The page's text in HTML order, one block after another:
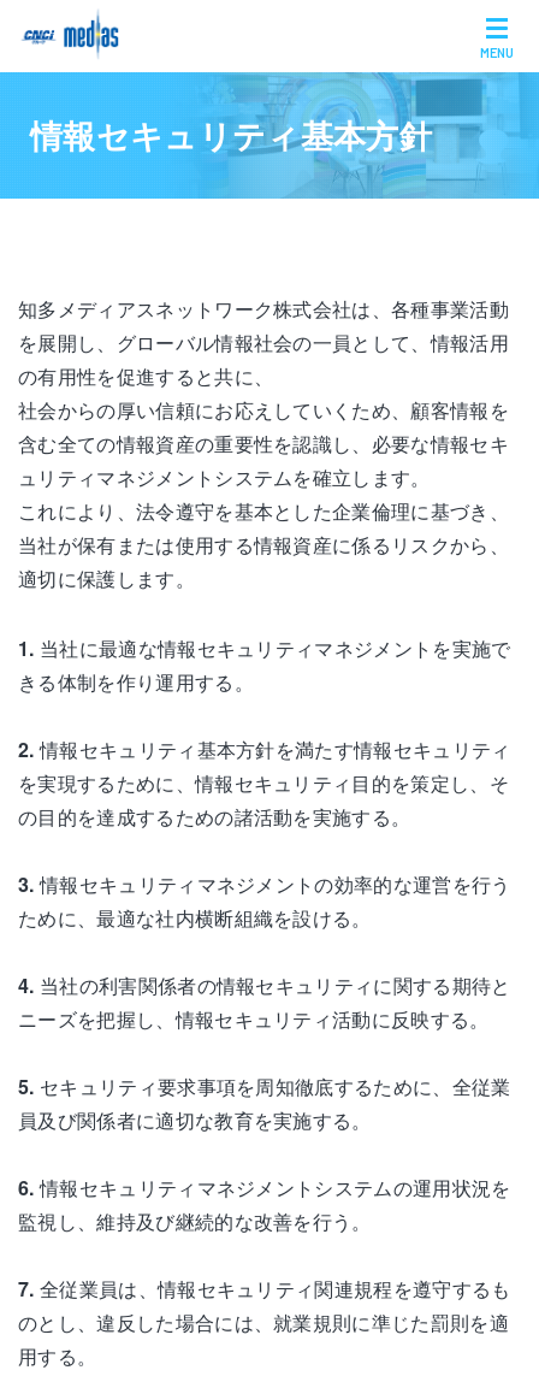
MENU
情報セキュリティ基本方針
知多メディアスネットワーク株式会社は、各種事業活動
を展開し、グローバル情報社会の一員として、情報活用
の有用性を促進すると共に、
社会からの厚い信頼にお応えしていくため、顧客情報を
含む全ての情報資産の重要性を認識し、必要な情報セキ
ュリティマネジメントシステムを確立します。
これにより、法令遵守を基本とした企業倫理に基づき、
当社が保有または使用する情報資産に係るリスクから、
適切に保護します。
1. 当社に最適な情報セキュリティマネジメントを実施で
きる体制を作り運用する。
2.情報セキュリティ基本方針を満たす情報セキュリティ
を実現するために、情報セキュリティ目的を策定し、そ
の目的を達成するための諸活動を実施する。
3.情報セキュリティマネジメントの効率的な運営を行う
ために、最適な社内横断組織を設ける。
4. 当社の利害関係者の情報セキュリティに関する期待と
ニーズを把握し、情報セキュリティ活動に反映する。
5. セキュリティ要求事項を周知徹底するために、全従業
員及び関係者に適切な教育を実施する。
6.情報セキュリティマネジメントシステムの運用状況を
監視し、維持及び継続的な改善を行う。
7. 全従業員は、情報セキュリティ関連規程を遵守するも
のとし、違反した場合には、就業規則に準じた罰則を適
用する。